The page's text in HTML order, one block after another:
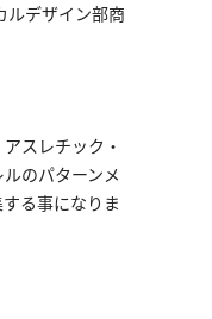
ルデザイン部商
スレチック・
のパターンメ
る事になりま